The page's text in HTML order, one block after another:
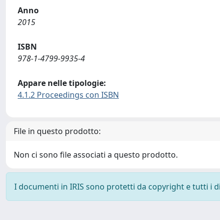
Anno
2015
ISBN
978-1-4799-9935-4
Appare nelle tipologie:
4.1.2 Proceedings con ISBN
File in questo prodotto:
Non ci sono file associati a questo prodotto.
I documenti in IRIS sono protetti da copyright e tutti i